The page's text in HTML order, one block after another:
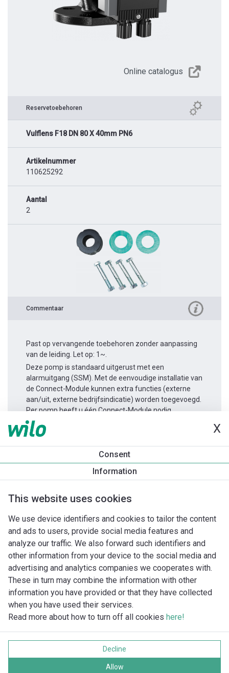
X
Consent
Information
This website uses cookies
We use device identifiers and cookies to tailor the content
and ads to users, provide social media features and
analyze our traffic. We also forward such identifiers and
other information from your device to the social media and
advertising and analytics companies we cooperates with.
These in turn may combine the information with other
information you have provided or that they have collected
when you have used their services.
Read more about how to turn off all cookies here!
Decline
Allow
Online catalogus
Reservetoebehoren
Vulflens F18 DN 80 X 40mm PN6
Artikelnummer
110625292
Aantal
2
Commentaar
Past op vervangende toebehoren zonder aanpassing
van de leiding. Let op: 1~.
Deze pomp is standaard uitgerust met een
alarmuitgang (SSM). Met de eenvoudige installatie van
de Connect-Module kunnen extra functies (externe
aan/uit, externe bedrijfsindicatie) worden toegevoegd.
Per pomp heeft u één Connect-Module nodig.
Productinformatie
Yonos MAXO 80/0,5-12 PN6
Imprint
Gegevensbescherming
Alle rechten voorbehouden